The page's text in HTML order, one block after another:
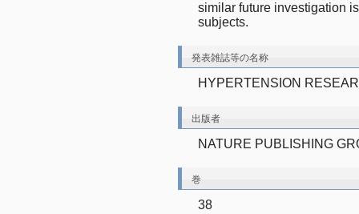
similar future investigation
subjects.
発表雑誌等の名称
HYPERTENSION
出版者
NATURE PUBLISHING
巻
38